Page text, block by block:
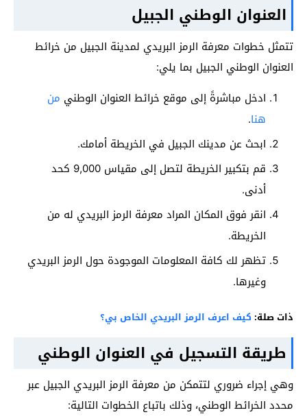
العنوان الوطني الجبيل
تتمثل خطوات معرفة الرمز البريدي لمدينة الجبيل من خرائط
العنوان الوطني الجبيل بما يلي:
ادخل مباشرةً إلى موقع خرائط العنوان الوطني من
هنا.
ابحث عن مدينك الجبيل في الخريطة أمامك.
قم بتكبير الخريطة لتصل إلى مقياس 9,000 كحد
أدنى.
انقر فوق المكان المراد معرفة الرمز البريدي له من
الخريطة.
تظهر لك كافة المعلومات الموجودة حول الرمز البريدي
وغيرها.
ذات صلة: كيف اعرف الرمز البريدي الخاص بي؟
طريقة التسجيل في العنوان الوطني
وهي إجراء ضروري لتتمكن من معرفة الرمز البريدي الجبيل عبر
محدد الخرائط الوطني، وذلك باتباع الخطوات التالية: